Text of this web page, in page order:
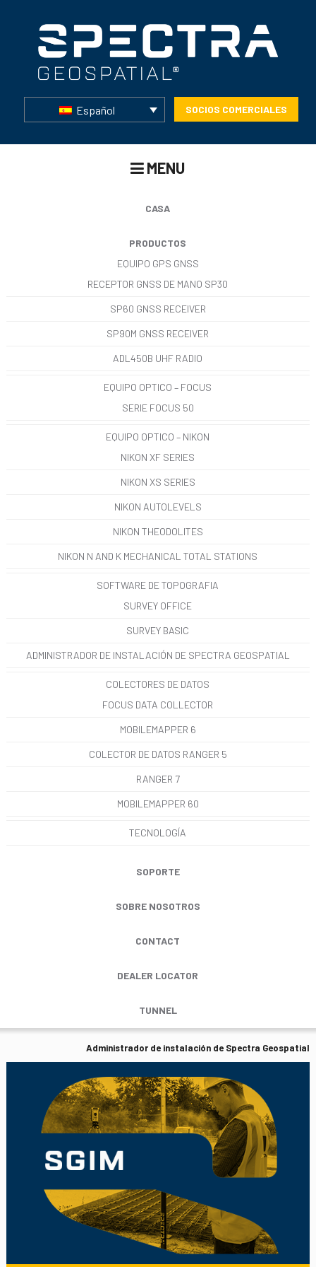
Español SOCIOS COMERCIALES
MENU
CASA
PRODUCTOS
EQUIPO GPS GNSS
RECEPTOR GNSS DE MANO SP30
SP60 GNSS RECEIVER
SP90M GNSS RECEIVER
ADL450B UHF RADIO
EQUIPO OPTICO – FOCUS
SERIE FOCUS 50
EQUIPO OPTICO – NIKON
NIKON XF SERIES
NIKON XS SERIES
NIKON AUTOLEVELS
NIKON THEODOLITES
NIKON N AND K MECHANICAL TOTAL STATIONS
SOFTWARE DE TOPOGRAFIA
SURVEY OFFICE
SURVEY BASIC
ADMINISTRADOR DE INSTALACIÓN DE SPECTRA GEOSPATIAL
COLECTORES DE DATOS
FOCUS DATA COLLECTOR
MOBILEMAPPER 6
COLECTOR DE DATOS RANGER 5
RANGER 7
MOBILEMAPPER 60
TECNOLOGÍA
SOPORTE
SOBRE NOSOTROS
CONTACT
DEALER LOCATOR
TUNNEL
Administrador de instalación de Spectra Geospatial